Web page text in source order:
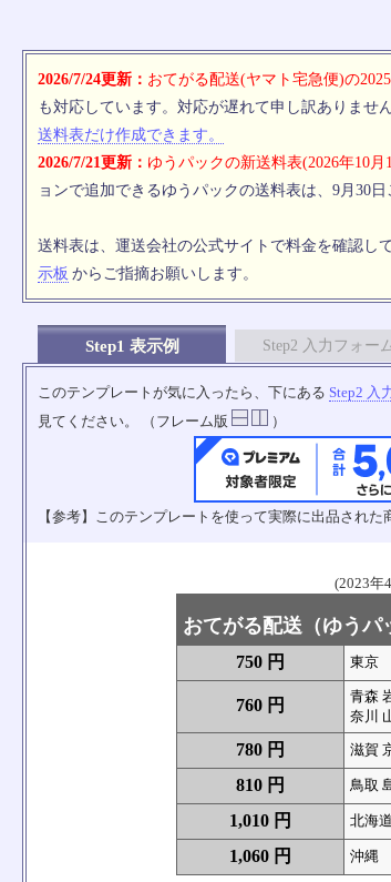
2026/7/24更新： おてがる配送(ヤマト宅急便)の
も対応しています。対応が遅れて申し訳ありませ
送料表だけ作成できます。
2026/7/21更新： ゆうパックの新送料表(2026年10
ョンで追加できるゆうパックの送料表は、9月30
送料表は、運送会社の公式サイトで料金を確認し
示板 からご指摘お願いします。
Step1 表示例 Step2 入力フォー
このテンプレートが気に入ったら、下にある Step2 入
見てください。 （フレーム版
）
【参考】このテンプレートを使って実際に出品され
(2023年
おてがる配送（ゆうパ
750 円 東京
760 円
青森
奈川
780 円 滋賀
810 円 鳥取
1,010 円 北海
1,060 円 沖縄